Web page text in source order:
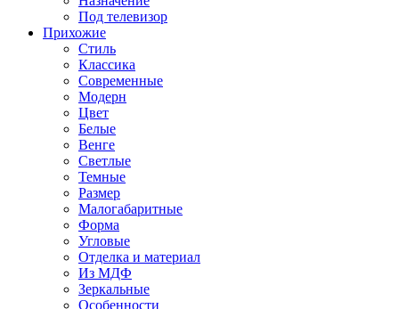
Под телевизор
Прихожие
Стиль
Классика
Современные
Модерн
Цвет
Белые
Венге
Светлые
Темные
Размер
Малогабаритные
Форма
Угловые
Отделка и материал
Из МДФ
Зеркальные
Особенности